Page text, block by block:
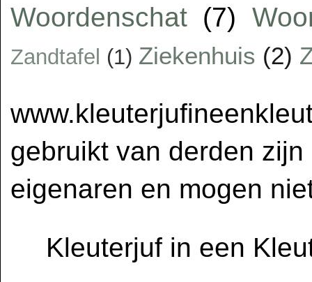
Woordenschat (7)
Zandtafel (1) Ziekenhuis (2)
gebruikt van derden
eigenaren en mogen
Kleuterjuf in een